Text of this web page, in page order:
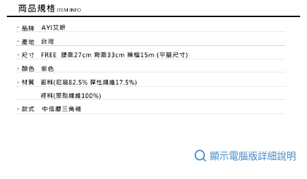
顯示電腦版詳細說明